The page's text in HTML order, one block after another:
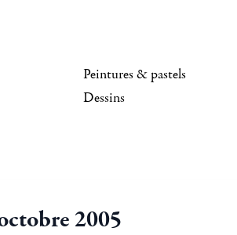
Peintures & pastels
Dessins
2005